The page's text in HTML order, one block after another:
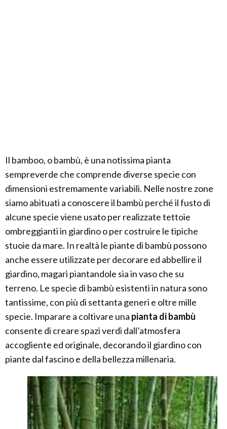
Il bamboo, o bambù, è una notissima pianta
sempreverde che comprende diverse specie con
dimensioni estremamente variabili. Nelle nostre zone
siamo abituati a conoscere il bambù perché il fusto di
alcune specie viene usato per realizzate tettoie
ombreggianti in giardino o per costruire le tipiche
stuoie da mare. In realtà le piante di bambù possono
anche essere utilizzate per decorare ed abbellire il
giardino, magari piantandole sia in vaso che su
terreno. Le specie di bambù esistenti in natura sono
tantissime, con più di settanta generi e oltre mille
specie. Imparare a coltivare una pianta di bambù
consente di creare spazi verdi dall’atmosfera
accogliente ed originale, decorando il giardino con
piante dal fascino e della bellezza millenaria.